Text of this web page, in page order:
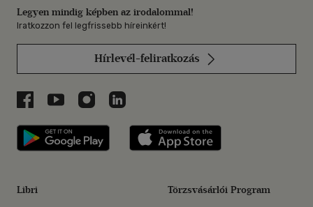
Legyen mindig képben az irodalommal!
Iratkozzon fel legfrissebb híreinkért!
Hírlevél-feliratkozás
Libri a Facebookon
Libri a Youtube-on
Libri az Instagramon
Libri a LinkedInen
Libri applikáció Szerezd meg: Google
Libri Törzsvásárlói Program